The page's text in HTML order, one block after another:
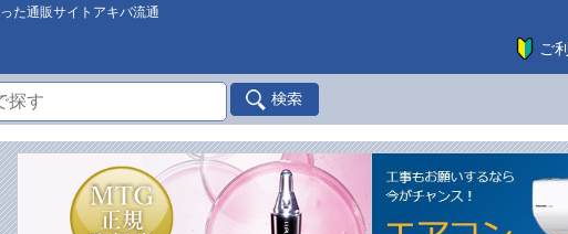
た通販サイトアキバ流通
ご